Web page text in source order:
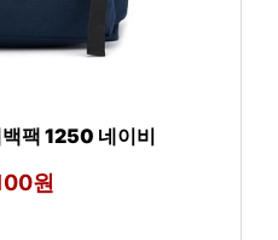
팩 1250 네이비
원